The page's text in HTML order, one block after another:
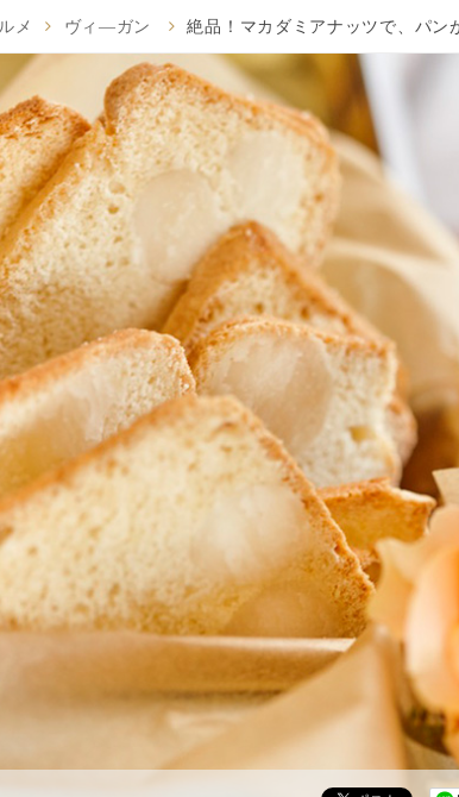
メ ヴィ―ガン 絶品！マカダミアナッツで、パン